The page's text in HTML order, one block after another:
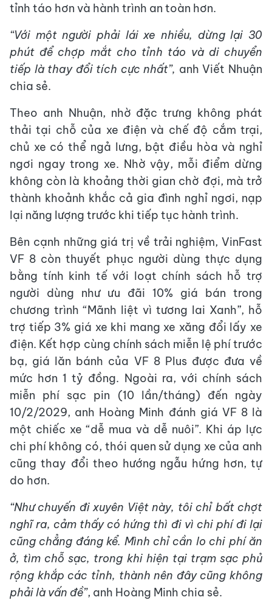
tỉnh táo hơn và hành trình an toàn hơn.
“Với một người phải lái xe nhiều, dừng lại 30
phút để chợp mắt cho tỉnh táo và di chuyển
tiếp là thay đổi tích cực nhất”, anh Viết Nhuận
chia sẻ.
Theo anh Nhuận, nhờ đặc trưng không phát
thải tại chỗ của xe điện và chế độ cắm trại,
chủ xe có thể ngả lưng, bật điều hòa và nghỉ
ngơi ngay trong xe. Nhờ vậy, mỗi điểm dừng
không còn là khoảng thời gian chờ đợi, mà trở
thành khoảnh khắc cả gia đình nghỉ ngơi, nạp
lại năng lượng trước khi tiếp tục hành trình.
Bên cạnh những giá trị về trải nghiệm, VinFast
VF 8 còn thuyết phục người dùng thực dụng
bằng tính kinh tế với loạt chính sách hỗ trợ
người dùng như ưu đãi 10% giá bán trong
chương trình “Mãnh liệt vì tương lai Xanh”, hỗ
trợ tiếp 3% giá xe khi mang xe xăng đổi lấy xe
điện. Kết hợp cùng chính sách miễn lệ phí trước
bạ, giá lăn bánh của VF 8 Plus được đưa về
mức hơn 1 tỷ đồng. Ngoài ra, với chính sách
miễn phí sạc pin (10 lần/tháng) đến ngày
10/2/2029, anh Hoàng Minh đánh giá VF 8 là
một chiếc xe “dễ mua và dễ nuôi”. Khi áp lực
chi phí không có, thói quen sử dụng xe của anh
cũng thay đổi theo hướng ngẫu hứng hơn, tự
do hơn.
“Như chuyến đi xuyên Việt này, tôi chỉ bất chợt
nghĩ ra, cảm thấy có hứng thì đi vì chi phí đi lại
cũng chẳng đáng kể. Mình chỉ cần lo chi phí ăn
ở, tìm chỗ sạc, trong khi hiện tại trạm sạc phủ
rộng khắp các tỉnh, thànhnên đây cũng không
phải là vấn đề”, anh Hoàng Minh chia sẻ.